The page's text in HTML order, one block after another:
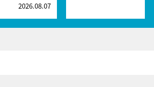
2026.08.07